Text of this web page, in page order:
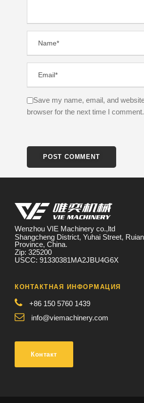
Save my name, email, and
browser for the next time I comment.
Wenzhou VIE Machinery co.,ltd
Shangcheng District, Yuhai Street,
Province, China.
Zip: 325200
USCC: 91330381MA2JBU4G6X
КОНТАКТНАЯ ИНФОРМАЦИЯ
+86 150 5760 1439
info@viemachinery.com
Контакт